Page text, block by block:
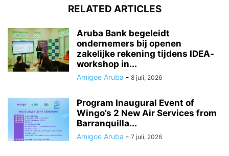
RELATED ARTICLES
Aruba Bank begeleidt
ondernemers bij openen
zakelijke rekening tijdens IDEA-
workshop in...
Amigoe Aruba - 8 juli, 2026
Program Inaugural Event of
Wingo’s 2 New Air Services from
Barranquilla...
Amigoe Aruba - 7 juli, 2026